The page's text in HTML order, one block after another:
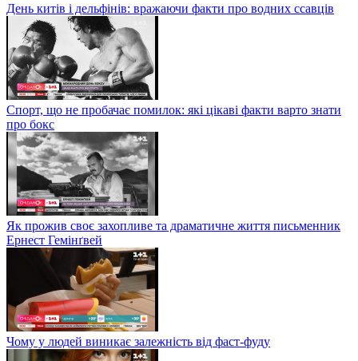
День китів і дельфінів: вражаючи факти про водних ссавців
Спорт, що не пробачає помилок: які цікаві факти варто знати
про бокс
Як прожив своє захопливе та драматичне життя письменник
Ернест Гемінґвей
Чому у людей виникає залежність від фаст-фуду